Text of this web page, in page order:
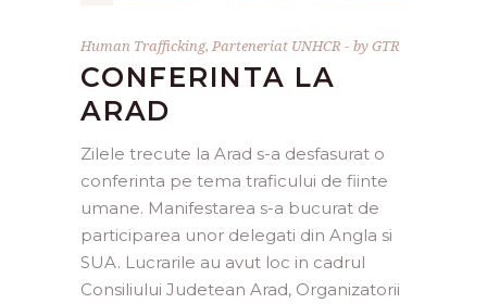
Human Trafficking, Parteneriat UNHCR byGTR
CONFERINTA LA
ARAD
Zilele trecute la Arad s-a desfasurat o
conferinta pe tema traficului de fiinte
umane. Manifestarea s-a bucurat de
participarea unor delegati din Angla si
SUA. Lucrarile au avut loc in cadrul
Consiliului Judetean Arad, Organizatorii